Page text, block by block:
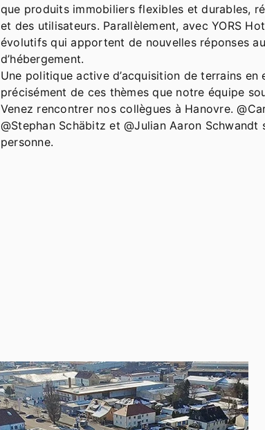
que produits immobiliers flexibles et durables,
et des utilisateurs. Parallèlement, avec YORS
évolutifs qui apportent de nouvelles réponses
d’hébergement.
Une politique active d’acquisition de terrains
précisément de ces thèmes que notre équipe
Venez rencontrer nos collègues à Hanovre.
@Stephan Schäbitz et @Julian Aaron
personne.